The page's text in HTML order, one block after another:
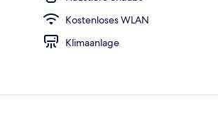
Kostenloses WLAN
Klimaanlage